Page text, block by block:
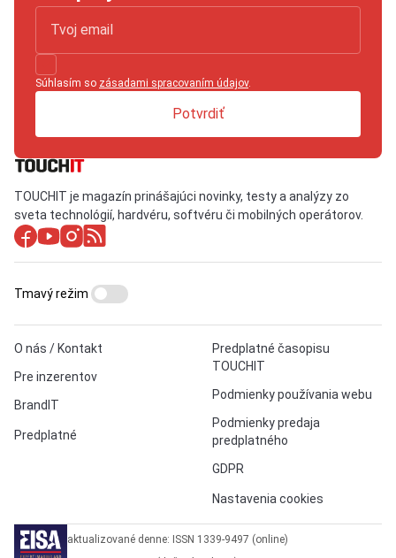
Súhlasím so zásadami spracovaním údajov.
Potvrdiť
TOUCHIT je magazín prinášajúci novinky, testy a analýzy zo
sveta technológií, hardvéru, softvéru či mobilných operátorov.
O nás / Kontakt
Pre inzerentov
BrandIT
Predplatné
Predplatné časopisu
TOUCHIT
Podmienky používania webu
Podmienky predaja
predplatného
GDPR
Nastavenia cookies
Tmavý režim
aktualizované denne: ISSN 1339-9497 (online)